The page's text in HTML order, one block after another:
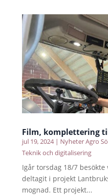
Film, komplettering
jul 19, 2024| Nyheter Agro
Teknik och digitalisering
Igår torsdag 18/7
deltagit i projekt
mognad. Ett projekt...